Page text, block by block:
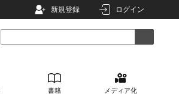
新規登録 ログイン
書籍 メディア化